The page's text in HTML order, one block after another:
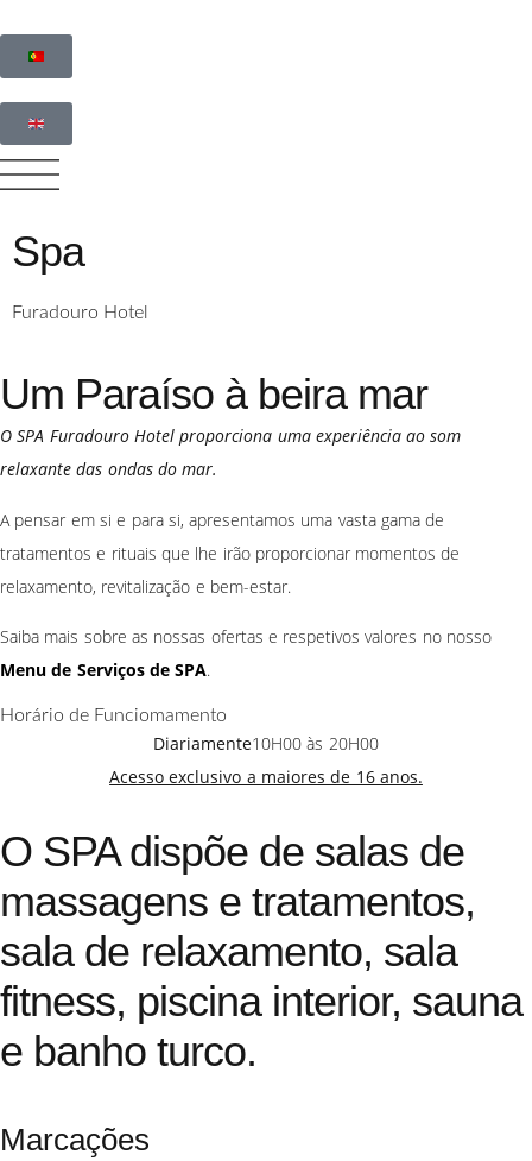
Spa
Furadouro Hotel
Um Paraíso à beira mar
O SPA Furadouro Hotel proporciona uma experiência ao som
relaxante das ondas do mar.
A pensar em si e para si, apresentamos uma vasta gama de
tratamentos e rituais que lhe irão proporcionar momentos de
relaxamento, revitalização e bem-estar.
Saiba mais sobre as nossas ofertas e respetivos valores no nosso
Menu de Serviços de SPA.
Horário de Funciomamento
Diariamente10H00 às 20H00
Acesso exclusivo a maiores de 16 anos.
O SPA dispõe de salas de
massagens e tratamentos,
sala de relaxamento, sala
fitness, piscina interior, sauna
e banho turco.
Marcações